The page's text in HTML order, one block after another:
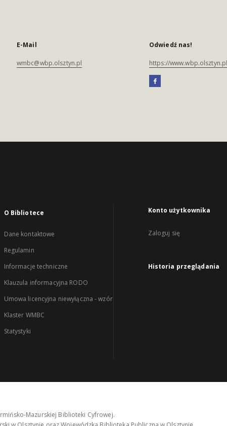
E-Mail
wmbc@wbp.olsztyn.pl
Odwiedź nas!
https://
O Bibliotece
Dane kontaktowe
Regulamin
Informacje techniczne
Klauzula informacyjna RODO
Umowa licencyjna niewyłączna - wzór
Klaster WMBC
Statystyki
Konto użytkownika
Zaloguj się
Historia przeglądania
Mazurskiej Biblioteki Cyfrowej.